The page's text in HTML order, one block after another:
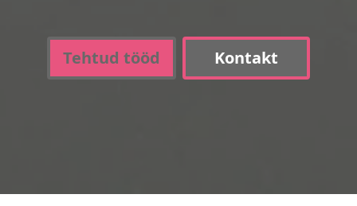
Tehtud tööd Kontakt